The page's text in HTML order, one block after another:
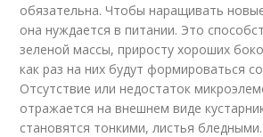
обязательна. Чтобы наращивать
она нуждается в питании. Это
зеленой массы, приросту хороших
как раз на них будут формироваться
Отсутствие или недостаток
отражается на внешнем виде
становятся тонкими, листья